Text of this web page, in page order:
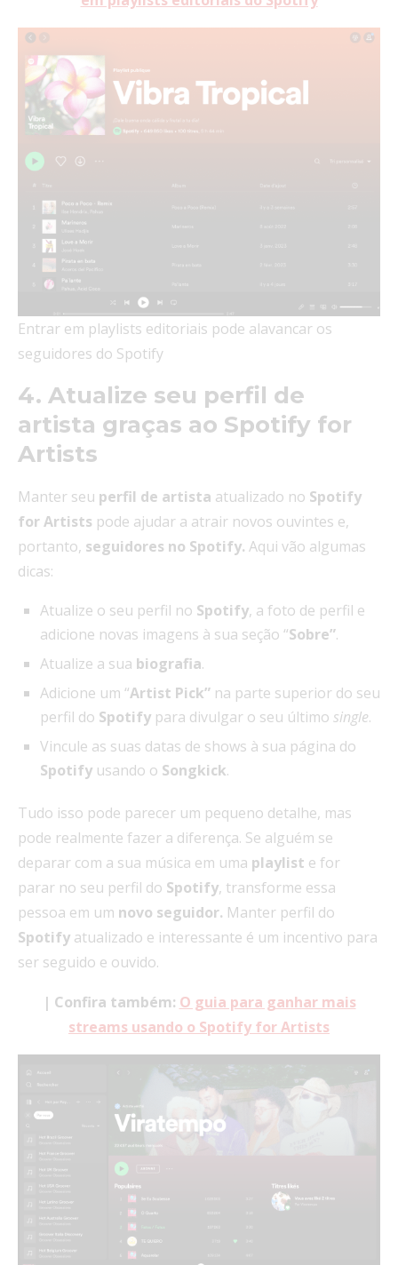
Entrar em playlists editoriais pode alavancar os
seguidores do Spotify
4. Atualize seu perfil de
artista graças ao Spotify for
Artists
Manter seu perfil de artista atualizado no Spotify
for Artists pode ajudar a atrair novos ouvintes e,
portanto, seguidores no Spotify. Aqui vão algumas
dicas:
Atualize o seu perfil no Spotify, a foto de perfil e
adicione novas imagens à sua seção “Sobre”.
Atualize a sua biografia.
Adicione um “Artist Pick” na parte superior do seu
perfil do Spotify para divulgar o seu último single.
Vincule as suas datas de shows à sua página do
Spotify usando o Songkick.
Tudo isso pode parecer um pequeno detalhe, mas
pode realmente fazer a diferença. Se alguém se
deparar com a sua música em uma playlist e for
parar no seu perfil do Spotify, transforme essa
pessoa em um novo seguidor. Manter perfil do
Spotify atualizado e interessante é um incentivo para
ser seguido e ouvido.
| Confira também: O guia para ganhar mais
streams usando o Spotify for Artists